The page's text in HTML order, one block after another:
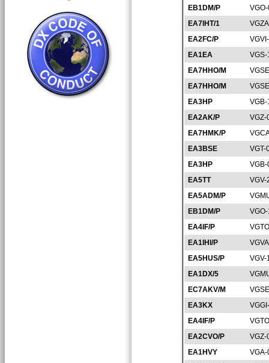
EB1DM/P
EA7IHT/1
EA2FC/P
EA1EA
EA7HHO/M
EA7HHO/M
EA3HP
EA2AK/P
VGZ-
EA7HMK/P
EA3BSE
VGT-
EA3HP
EA5TT
VGV-
EA5ADM/P
EB1DM/P
EA4IF/P
EA1IHI/P
EA5HUS/P
VGV-
EA1DX/5
EC7AKV/M
EA3KX
EA4IF/P
EA2CVO/P
VGZ-
EA1HVY